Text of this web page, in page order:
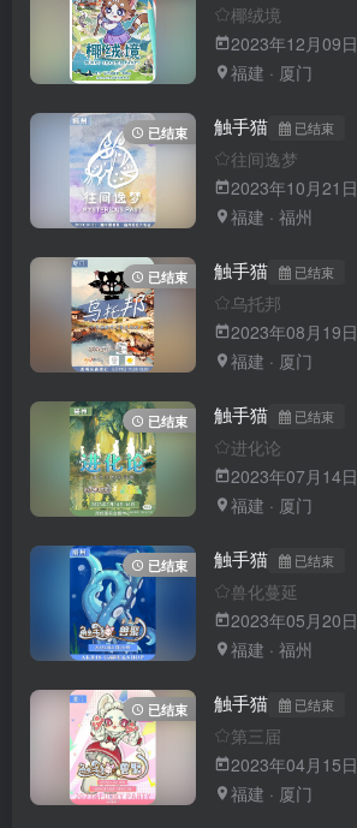
椰绒境
2023年12月09日
福建 · 厦门
已结束 触手猫 已结束
往间逸梦
2023年10月21日
福建 · 福州
已结束 触手猫 已结束
乌托邦
2023年08月19日
福建 · 厦门
已结束 触手猫 已结束
进化论
2023年07月14日
福建 · 厦门
已结束 触手猫 已结束
兽化蔓延
2023年05月20日
福建 · 福州
已结束 触手猫 已结束
第三届
2023年04月15日
福建 · 厦门